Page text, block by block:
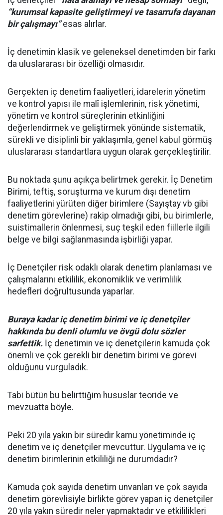
“kurumsal kapasite geliştirmeyi ve tasarrufa dayanan
bir çalışmayı”esas alırlar.
İç denetimin klasik ve geleneksel denetimden bir farkı
da uluslararası bir özelliği olmasıdır.
Gerçekten iç denetim faaliyetleri, idarelerin yönetim
ve kontrol yapısı ile malî işlemlerinin, risk yönetimi,
yönetim ve kontrol süreçlerinin etkinliğini
değerlendirmek ve geliştirmek yönünde sistematik,
sürekli ve disiplinli bir yaklaşımla, genel kabul görmüş
uluslararası standartlara uygun olarak gerçekleştirilir.
Bu noktada şunu açıkça belirtmek gerekir. İç Denetim
Birimi, teftiş, soruşturma ve kurum dışı denetim
faaliyetlerini yürüten diğer birimlere (Sayıştay vb gibi
denetim görevlerine) rakip olmadığı gibi, bu birimlerle,
suistimallerin önlenmesi, suç teşkil eden fiillerle ilgili
belge ve bilgi sağlanmasında işbirliği yapar.
İç Denetçiler risk odaklı olarak denetim planlaması ve
çalışmalarını etkililik, ekonomiklik ve verimlilik
hedefleri doğrultusunda yaparlar.
Buraya kadar iç denetim birimi ve iç denetçiler
hakkında bu denli olumlu ve övgü dolu sözler
sarfettik. İç denetimin ve iç denetçilerin kamuda çok
önemli ve çok gerekli bir denetim birimi ve görevi
olduğunu vurguladık.
Tabi bütün bu belirttiğim hususlar teoride ve
mevzuatta böyle.
Peki 20 yıla yakın bir süredir kamu yönetiminde iç
denetim ve iç denetçiler mevcuttur. Uygulama ve iç
denetim birimlerinin etkililiği ne durumdadır?
Kamuda çok sayıda denetim unvanları ve çok sayıda
denetim görevlisiyle birlikte görev yapan iç denetçiler
20 yıla yakın süredir neler yapmaktadır ve etkililikleri